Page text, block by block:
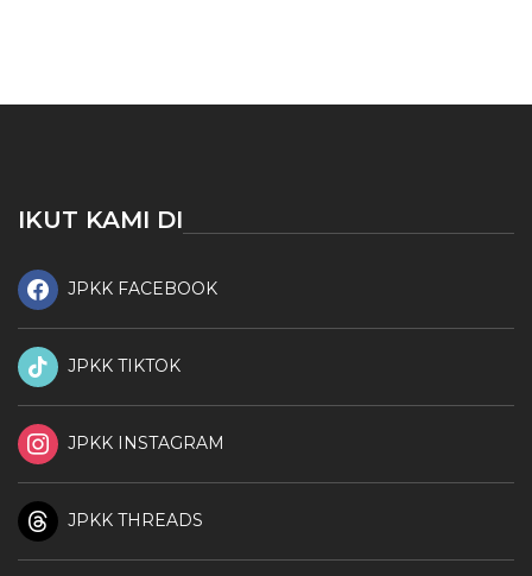
IKUT KAMI DI
JPKK FACEBOOK
JPKK TIKTOK
JPKK INSTAGRAM
JPKK THREADS